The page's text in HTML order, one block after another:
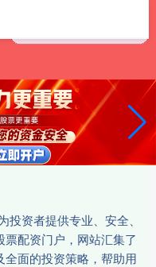
资者提供专业、安全、
配资门户，网站汇集了
面的投资策略，帮助用